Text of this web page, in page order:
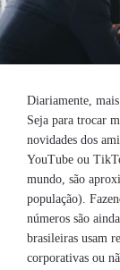
Diariamente, mais
Seja para trocar
novidades dos
YouTube ou
mundo, são
população).
números são
brasileiras usam
corporativas ou